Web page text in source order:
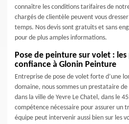
connaître les conditions tarifaires de
chargés de clientèle peuvent vous
temps. Nos devis sont gratuits et sans
pour de plus amples informations.
Pose de peinture sur volet :
confiance à Glonin Peinture
Entreprise de pose de volet forte d’une
domaine, nous sommes un prestataire
dans la ville de Yevre Le Chatel, dans le
compétence nécessaire pour assurer un
équipe peut intervenir aussi bien sur les